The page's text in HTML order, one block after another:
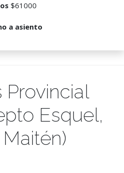
$61000
a asiento
Provincial
Esquel,